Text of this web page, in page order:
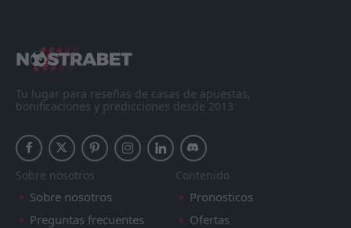
Tu lugar para reseñas de casas de apuestas,
bonificaciones y predicciones desde 2013
Sobre nosotros
Sobre nosotros
Preguntas frecuentes
Contenido
Pronosticos
Ofertas